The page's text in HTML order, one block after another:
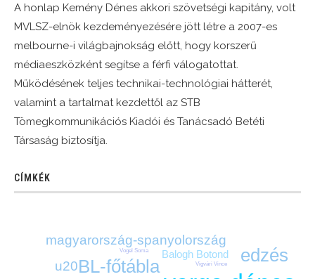
A honlap Kemény Dénes akkori szövetségi kapitány, volt
MVLSZ-elnök kezdeményezésére jött létre a 2007-es
melbourne-i világbajnokság előtt, hogy korszerű
médiaeszközként segítse a férfi válogatottat.
Működésének teljes technikai-technológiai hátterét,
valamint a tartalmat kezdettől az STB
Tömegkommunikációs Kiadói és Tanácsadó Betéti
Társaság biztosítja.
CÍMKÉK
BL-főtábla
edzés
magyarország-spanyolország
u20
Balogh Botond
Vigvári Vince
Vogel Soma